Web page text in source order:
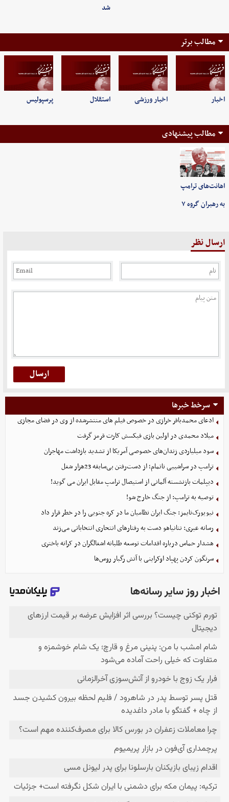
شد
مطالب برتر
اخبار اخبار ورزشی استقلال پرسپولیس
مطالب پیشنهادی
اهانت‌های ترامپ
به رهبران گروه ۷
ارسال نظر
سرخط خبرها
ادعای محمدباقر خرازی در خصوص فیلم های منتشرشده از وی در فضای مجازی
میلاد محمدی در اولین بازی فیکسش کارت قرمز گرفت
سود میلیاردی زندان‌های خصوصی آمریکا از تشدید بازداشت مهاجران
ترامپ در سراشیبی ناتمام؛ از دست‌رفتن بی‌سابقه 23هزار شغل
دیپلمات بازنشسته آلمانی از استیصال ترامپ مقابل ایران می گوید!
توصیه به ترامپ: از جنگ خارج شو!
نیویورک‌تایمز: جنگ ایران نظامیان ما در کره جنوبی را در خطر قرار داد
رسانه عبری: نتانیاهو دست به رفتارهای انتحاری انتخاباتی می‌زند
هشدار حماس درباره اقدامات توسعه طلبانه اشغالگران در کرانه باختری
سرنگون کردن پهپاد اوکراینی با آتش رگبار روس‌ها